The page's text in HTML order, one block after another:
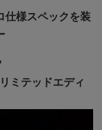
仕様スペックを装
ミテッドエディ